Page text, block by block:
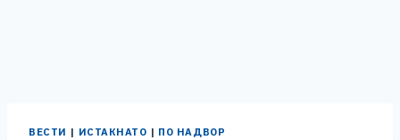
ВЕСТИ | ИСТАКНАТО | ПО НАДВОР